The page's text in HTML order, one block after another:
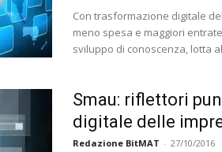
Con trasformazione digitale
meno spesa e maggiori
sviluppo di conoscenza, lotta
Smau: riflettori
digitale delle
Redazione BitMAT - 27/10/2016